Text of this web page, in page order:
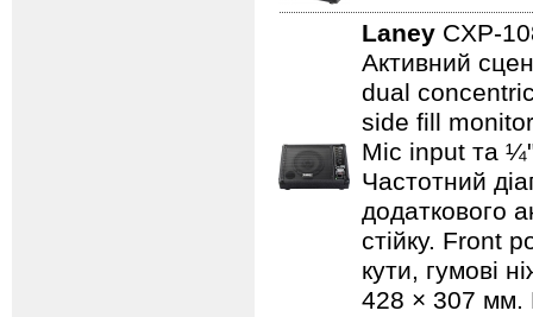
Laney CXP-
Активний
dual
side fill
Mic input та
Частотний
додаткового
стійку. Front
кути, гумові
428 × 307 мм.